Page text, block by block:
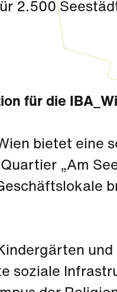
2.500
für die
bietet eine
„Am
und
soziale